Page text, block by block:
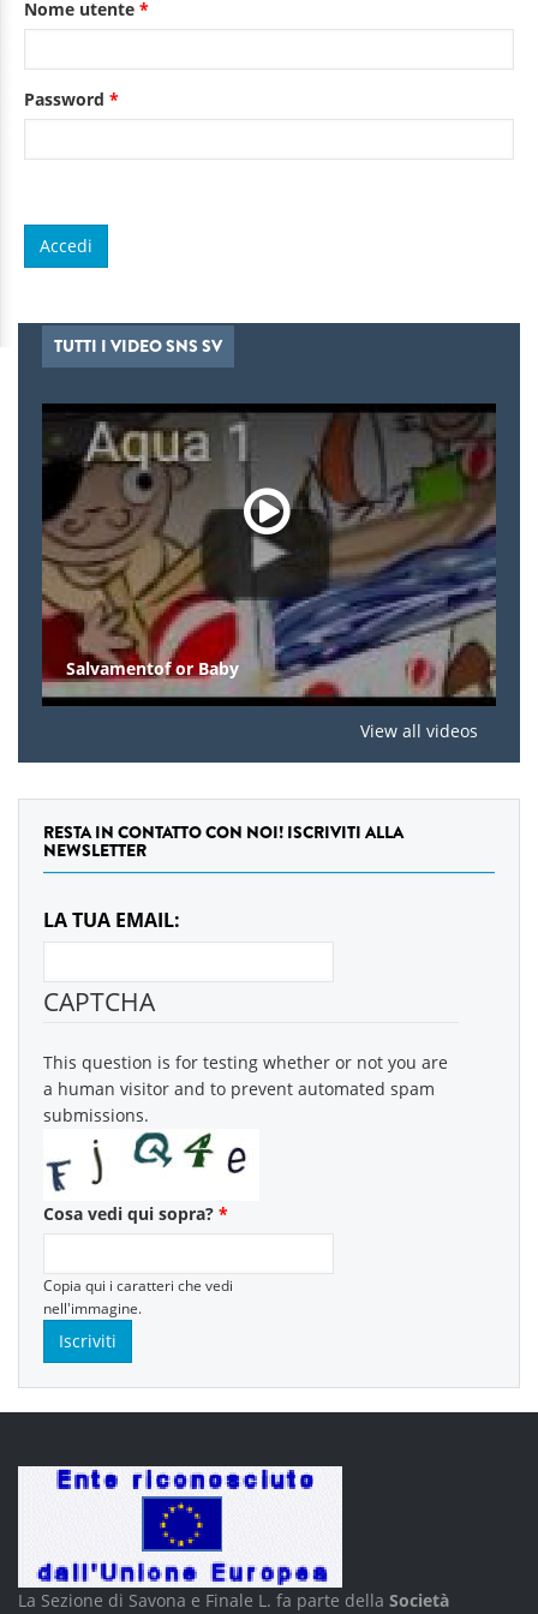
Nome utente *
Password *
TUTTI I VIDEO SNS SV
Salvamentof or Baby
View all videos
RESTA IN CONTATTO CON NOI! ISCRIVITI ALLA
NEWSLETTER
LA TUA EMAIL:
CAPTCHA
This question is for testing whether or not you are
a human visitor and to prevent automated spam
submissions.
Cosa vedi qui sopra? *
Copia qui i caratteri che vedi
nell'immagine.
La Sezione di Savona e Finale L. fa parte della Società